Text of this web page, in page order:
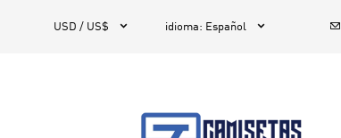
USD / US$  idioma: Español  